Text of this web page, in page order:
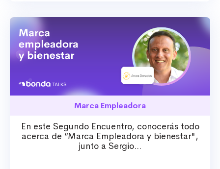
Marca Empleadora
En este Segundo Encuentro, conocerás todo
acerca de “Marca Empleadora y bienestar",
junto a Sergio...